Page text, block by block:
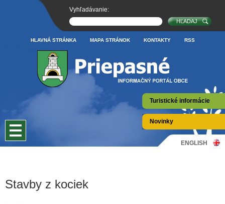
Turistické informácie
Novinky
HLAVNÁ STRÁNKA MAPA STRÁNOK KONTAKTY RSS
Vyhľadávanie:
ENGLISH
Stavby z kociek